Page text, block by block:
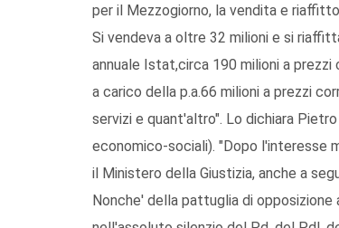
per il Mezzogiorno, la vendita e
Si vendeva a oltre 32 milioni e si
annuale Istat,circa 190 milioni a
a carico della p.a.66 milioni a prezzi
servizi e quant'altro". Lo dichiara
economico-sociali). "Dopo l'interesse
il Ministero della Giustizia, anche a
Nonche' della pattuglia di